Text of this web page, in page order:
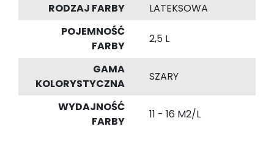
RODZAJ FARBY
LATEKSOWA
POJEMNOŚĆ
FARBY
2,5 L
GAMA
KOLORYSTYCZNA
SZARY
WYDAJNOŚĆ
FARBY
11 - 16 M2/L